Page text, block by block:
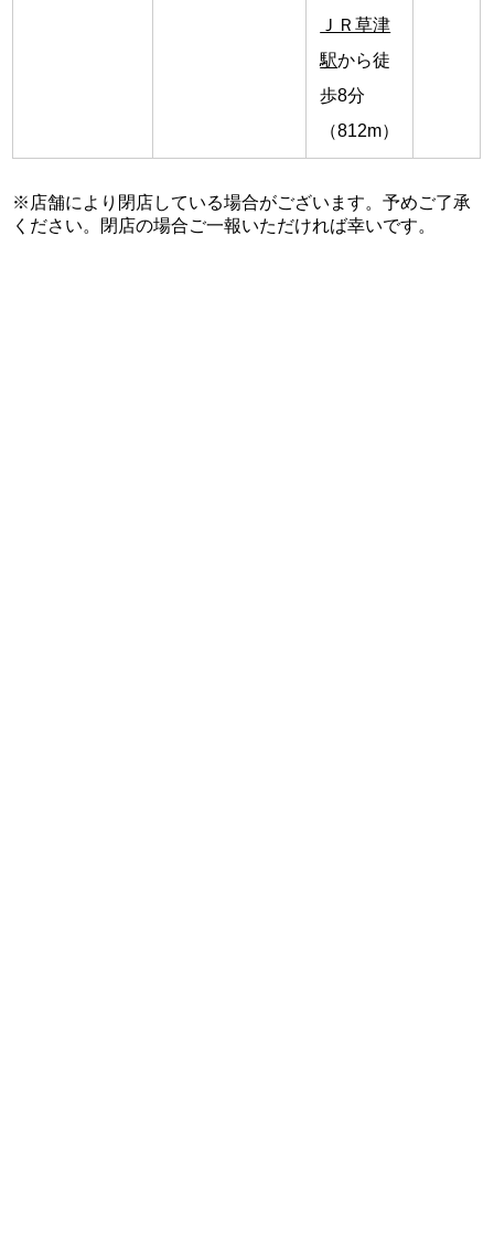
ＪＲ草津
駅から徒
歩8分
（812m）
※店舗により閉店している場合がございます。予めご了承
ください。閉店の場合ご一報いただければ幸いです。